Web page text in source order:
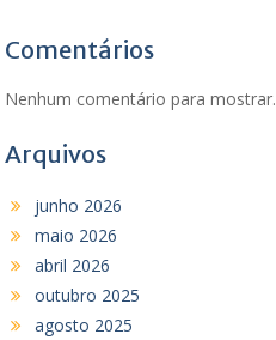
Comentários
Nenhum comentário para mostrar.
Arquivos
junho 2026
maio 2026
abril 2026
outubro 2025
agosto 2025